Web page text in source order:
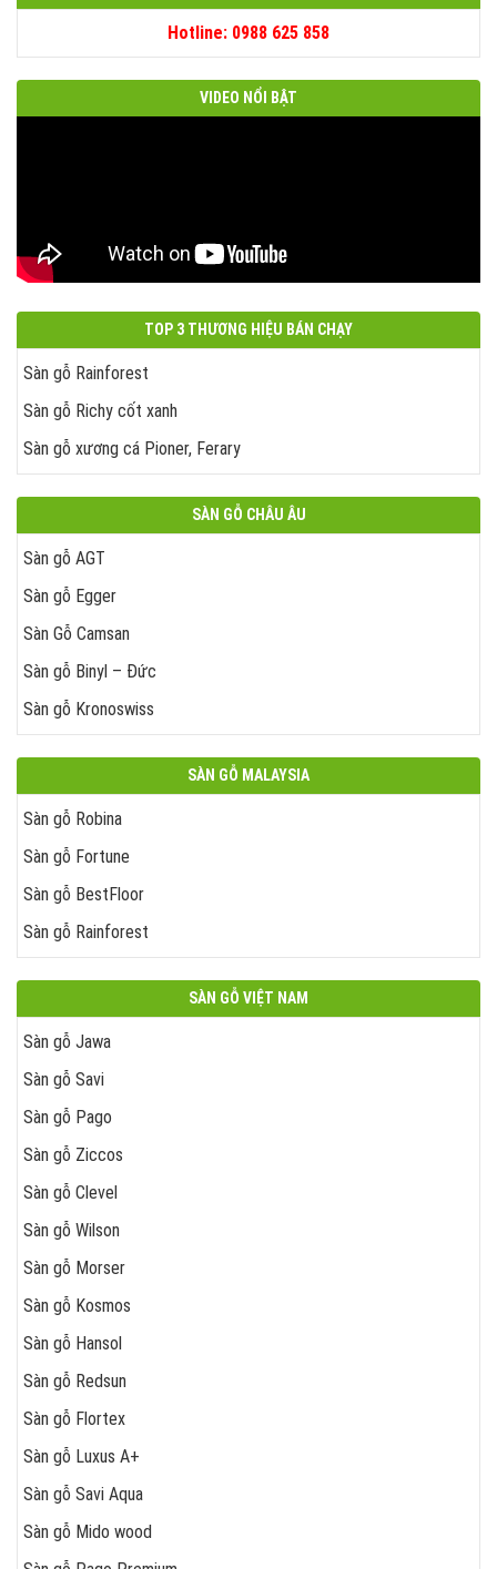
Hotline: 0988 625 858
VIDEO NỔI BẬT
TOP 3 THƯƠNG HIỆU BÁN CHẠY
Sàn gỗ Rainforest
Sàn gỗ Richy cốt xanh
Sàn gỗ xương cá Pioner, Ferary
SÀN GỖ CHÂU ÂU
Sàn gỗ AGT
Sàn gỗ Egger
Sàn Gỗ Camsan
Sàn gỗ Binyl – Đức
Sàn gỗ Kronoswiss
SÀN GỖ MALAYSIA
Sàn gỗ Robina
Sàn gỗ Fortune
Sàn gỗ BestFloor
Sàn gỗ Rainforest
SÀN GỖ VIỆT NAM
Sàn gỗ Jawa
Sàn gỗ Savi
Sàn gỗ Pago
Sàn gỗ Ziccos
Sàn gỗ Clevel
Sàn gỗ Wilson
Sàn gỗ Morser
Sàn gỗ Kosmos
Sàn gỗ Hansol
Sàn gỗ Redsun
Sàn gỗ Flortex
Sàn gỗ Luxus A+
Sàn gỗ Savi Aqua
Sàn gỗ Mido wood